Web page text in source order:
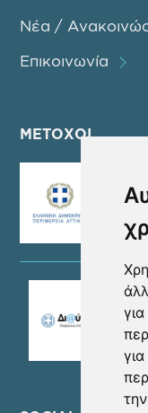
Νέα /
Επικοινωνία
ΜΕΤΟΧΟΙ